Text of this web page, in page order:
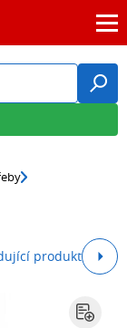
produkt